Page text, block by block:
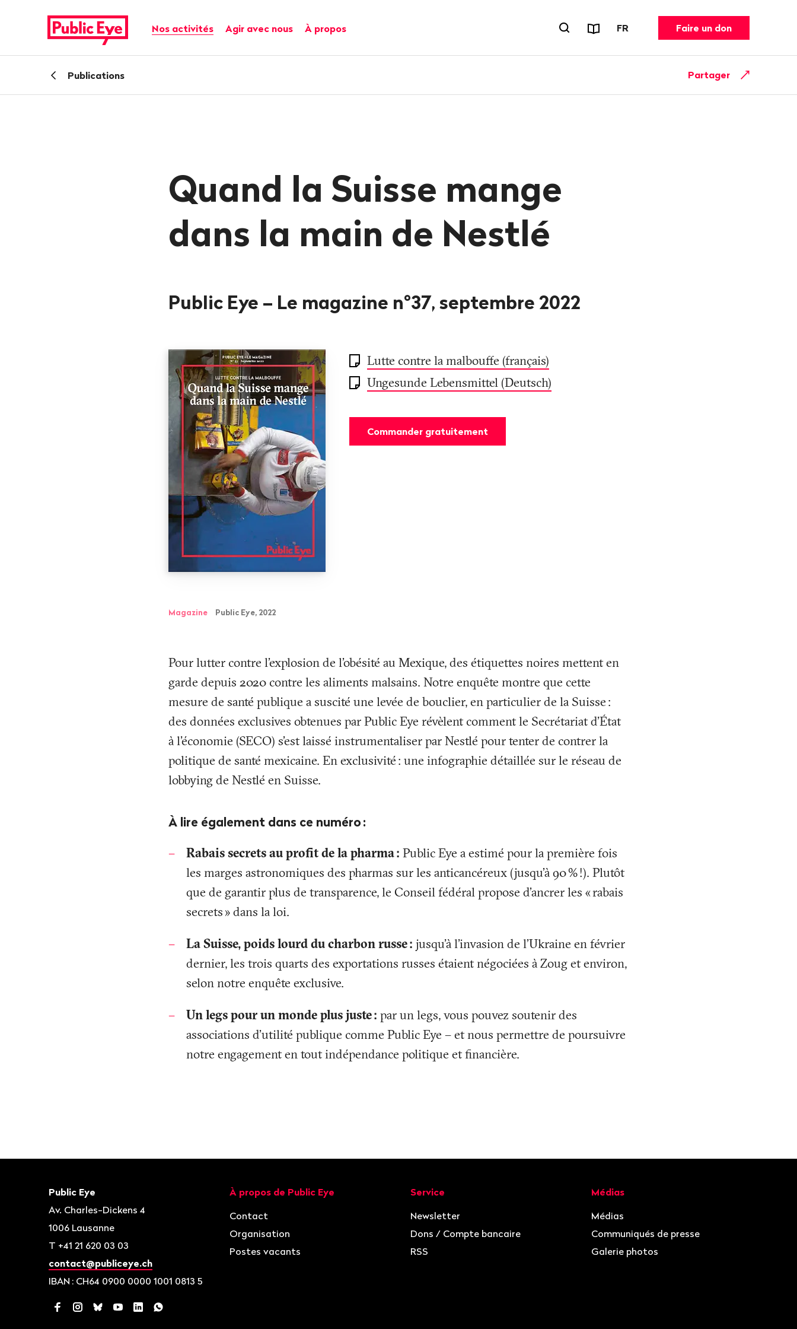
publiceye.ch
Navigation principale
Nos activités Agir avec nous À propos Ouvrir le formulaire de recherche
Rapports et dépliants
FR CHANGER DE LANGUE. LANGUE
Faire un don
RetourPublications Partager
Quand la Suisse mange
dans la main de Nestlé
Public Eye – Le magazine n°37, septembre 2022
Lutte contre la malbouffe (français)
Ungesunde Lebensmittel (Deutsch)
Commander gratuitement
Magazine Public Eye, 2022
Pour lutter contre l’explosion de l’obésité au Mexique, des étiquettes noires mettent en
garde depuis 2020 contre les aliments malsains. Notre enquête montre que cette
mesure de santé publique a suscité une levée de bouclier, en particulier de la Suisse:
des données exclusives obtenues par Public Eye révèlent comment le Secrétariat d'État
à l'économie (SECO) s’est laissé instrumentaliser par Nestlé pour tenter de contrer la
politique de santé mexicaine. En exclusivité: une infographie détaillée sur le réseau de
lobbying de Nestlé en Suisse.
À lire également dans ce numéro:
Rabais secrets au profit de la pharma: Public Eye a estimé pour la première fois
les marges astronomiques des pharmas sur les anticancéreux (jusqu’à 90%!). Plutôt
que de garantir plus de transparence, le Conseil fédéral propose d’ancrer les «rabais
secrets» dans la loi.
La Suisse, poids lourd du charbon russe: jusqu'à l'invasion de l’Ukraine en février
dernier, les trois quarts des exportations russes étaient négociées à Zoug et environ,
selon notre enquête exclusive.
Un legs pour un monde plus juste: par un legs, vous pouvez soutenir des
associations d’utilité publique comme Public Eye – et nous permettre de poursuivre
notre engagement en tout indépendance politique et financière.
Contact
Public Eye
Av. Charles-Dickens 4
1006 Lausanne
T +41 21 620 03 03
contact@publiceye.ch
IBAN : CH64 0900 0000 1001 0813 5
FacebookInstagram
BlueskyYouTubeLinkedInWhatsApp
Navigation
À propos de Public Eye
Contact
Organisation
Postes vacants
Service
Newsletter
Dons / Compte bancaire
RSS
Médias
Médias
Communiqués de presse
Galerie photos